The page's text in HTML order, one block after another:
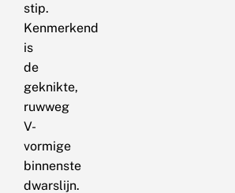
stip.
Kenmerkend
is
de
geknikte,
ruwweg
V-
vormige
binnenste
dwarslijn.